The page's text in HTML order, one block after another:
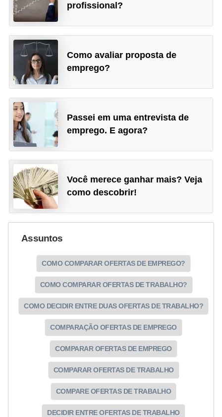
profissional?
Como avaliar proposta de
emprego?
Passei em uma entrevista de
emprego. E agora?
Você merece ganhar mais? Veja
como descobrir!
Assuntos
COMO COMPARAR OFERTAS DE EMPREGO?
COMO COMPARAR OFERTAS DE TRABALHO?
COMO DECIDIR ENTRE DUAS OFERTAS DE TRABALHO?
COMPARAÇÃO OFERTAS DE EMPREGO
COMPARAR OFERTAS DE EMPREGO
COMPARAR OFERTAS DE TRABALHO
COMPARE OFERTAS DE TRABALHO
DECIDIR ENTRE OFERTAS DE TRABALHO